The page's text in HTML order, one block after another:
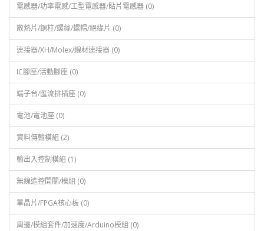
電感器/功率電感/工型電感器/貼片電感器 (0)
散熱片/銅柱/螺絲/螺帽/絕緣片 (0)
連接器/XH/Molex/線材連接器 (0)
IC腳座/活動腳座 (0)
端子台/匯流排插座 (0)
電池/電池座 (0)
資料傳輸模組 (2)
輸出入控制模組 (1)
無線遙控開關/模組 (0)
單晶片/FPGA核心板 (0)
周邊/模組套件/加速度/Arduino模組 (0)